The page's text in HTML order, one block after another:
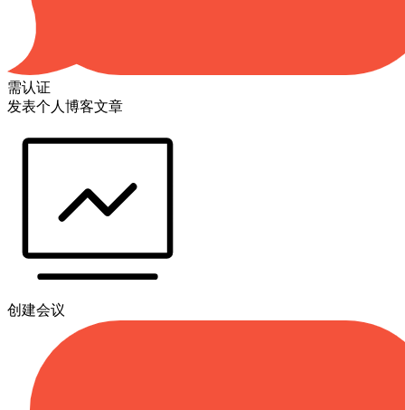
需认证
发表个人博客文章
创建会议